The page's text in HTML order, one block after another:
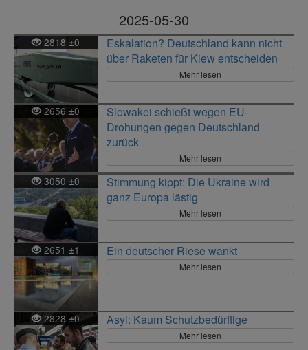
2025-05-30
2818 ±0
Eskalation? Deutschland kann nicht
über Raketen für Kiew entscheiden
Mehr lesen
2656±0
Slowakei schießt wegen EU-
Drohungen gegen Deutschland
zurück
Mehr lesen
3050 ±0
Stimmung kippt: Die Ukraine wird
ganz Europa lästig
Mehr lesen
2651 ±1 Ein deutscher Riese wankt
Mehr lesen
2828 ±0 Asyl: Kaum Schutzbedürftige
Mehr lesen